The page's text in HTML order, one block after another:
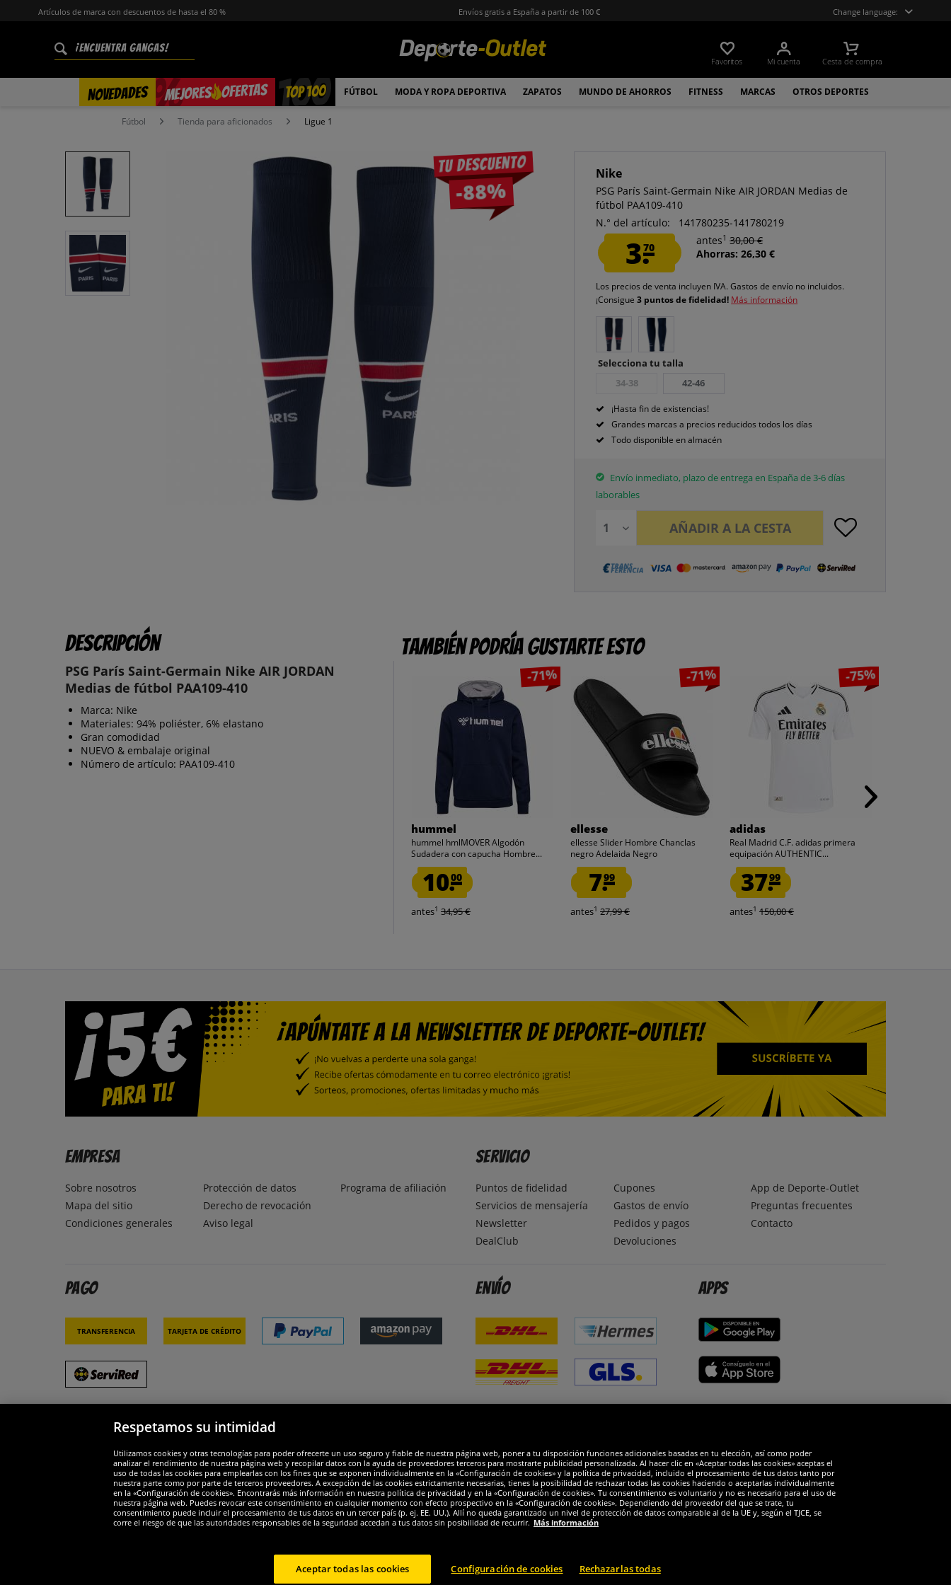
Artículos de marca con descuentos de hasta el 80 % Envíos gratis a España a partir de 100 € Change language:
Favoritos Mi cuenta Cesta de compra
NOVEDADES MEJORES OFERTAS
% TOP 100 FÚTBOL MODA Y ROPA DEPORTIVA ZAPATOS MUNDO DE AHORROS FITNESS MARCAS OTROS DEPORTES
Fútbol Tienda para aficionados Ligue 1
Tu descuento
-88%
Nike
PSG París Saint-Germain Nike AIR JORDAN Medias de
fútbol PAA109-410
N.° del artículo:
141780235-141780219
3.70
antes1 30,00 €
Ahorras: 26,30 €
Los precios de venta incluyen IVA.Gastos de envío no incluidos.
¡Consigue3 puntos de fidelidad! Más información
Selecciona tu talla
34-38
42-46
¡Hasta fin de existencias!
Grandes marcas a precios reducidos todos los días
Todo disponible en almacén
Envío inmediato, plazo de entrega en España de 3-6 días
laborables
AÑADIR A LA CESTA
Descripción
PSG París Saint-Germain Nike AIR JORDAN
Medias de fútbol PAA109-410
Marca: Nike
Materiales: 94% poliéster, 6% elastano
Gran comodidad
NUEVO & embalaje original
Número de artículo: PAA109-410
También podría gustarte esto
-71%
hummel
hummel hmlMOVER Algodón
Sudadera con capucha Hombre...
10.00
antes1 34,95 €
-71%
ellesse
ellesse Slider Hombre Chanclas
negro Adelaida Negro
7.99
antes1 27,99 €
-75%
adidas
Real Madrid C.F. adidas primera
equipación AUTHENTIC...
37.99
antes1 150,00 €
Empresa
Sobre nosotros
Mapa del sitio
Condiciones generales
Protección de datos
Derecho de revocación
Aviso legal
Programa de afiliación
Servicio
Puntos de fidelidad
Servicios de mensajería
Newsletter
DealClub
Cupones
Gastos de envío
Pedidos y pagos
Devoluciones
App de Deporte-Outlet
Preguntas frecuentes
Contacto
Pago
Transferencia Tarjeta de crédito
Envío Apps
Widerruf
Respetamos su intimidad
Utilizamos cookies y otras tecnologías para poder ofrecerte un uso seguro y fiable de nuestra página web, poner a tu disposición funciones adicionales basadas en tu elección, así como poder
analizar el rendimiento de nuestra página web y recopilar datos con la ayuda de proveedores terceros para mostrarte publicidad personalizada. Al hacer clic en «Aceptar todas las cookies» aceptas el
uso de todas las cookies para emplearlas con los fines que se exponen individualmente en la «Configuración de cookies» y la política de privacidad, incluido el procesamiento de tus datos tanto por
nuestra parte como por parte de terceros proveedores. A excepción de las cookies estrictamente necesarias, tienes la posibilidad de rechazar todas las cookies haciendo o aceptarlas individualmente
en la «Configuración de cookies». Encontrarás más información en nuestra política de privacidad y en la «Configuración de cookies». Tu consentimiento es voluntario y no es necesario para el uso de
nuestra página web. Puedes revocar este consentimiento en cualquier momento con efecto prospectivo en la «Configuración de cookies». Dependiendo del proveedor del que se trate, tu
consentimiento puede incluir el procesamiento de tus datos en un tercer país (p. ej. EE. UU.). Allí no queda garantizado un nivel de protección de datos comparable al de la UE y, según el TJCE, se
corre el riesgo de que las autoridades responsables de la seguridad accedan a tus datos sin posibilidad de recurrir. Más información
Configuración de cookies Rechazarlas todas
Aceptar todas las cookies